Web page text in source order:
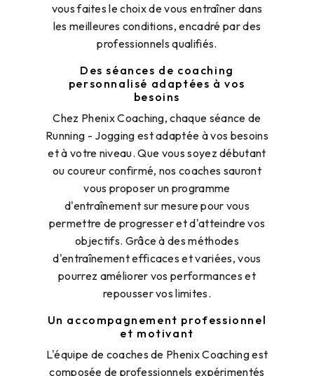
vous faites le choix de vous entraîner dans
les meilleures conditions, encadré par des
professionnels qualifiés.
Des séances de coaching
personnalisé adaptées à vos
besoins
Chez Phenix Coaching, chaque séance de
Running - Jogging est adaptée à vos besoins
et à votre niveau. Que vous soyez débutant
ou coureur confirmé, nos coaches sauront
vous proposer un programme
d'entraînement sur mesure pour vous
permettre de progresser et d'atteindre vos
objectifs. Grâce à des méthodes
d'entraînement efficaces et variées, vous
pourrez améliorer vos performances et
repousser vos limites.
Un accompagnement professionnel
et motivant
L'équipe de coaches de Phenix Coaching est
composée de professionnels expérimentés